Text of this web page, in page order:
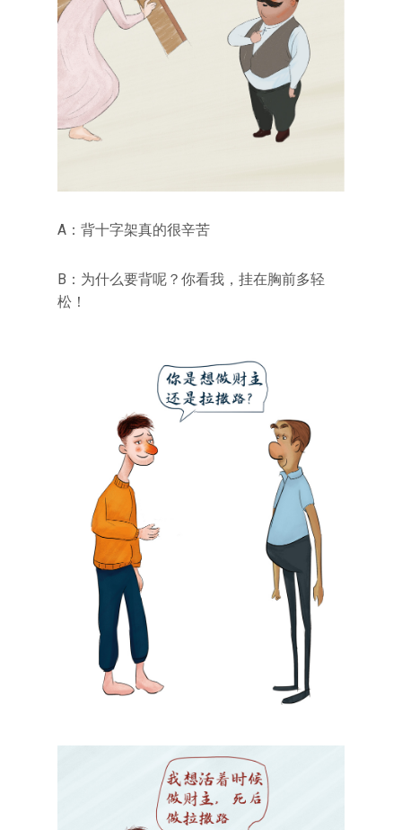
A：背十字架真的很辛苦
B：为什么要背呢？你看我，挂在胸前多轻
松！